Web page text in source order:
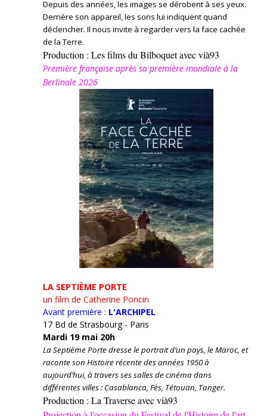
Depuis des années, les images se dérobent à ses yeux.
Derrière son appareil, les sons lui indiquent quand
déclencher. Il nous invite à regarder vers la face cachée
de la Terre.
Production : Les films du Bilboquet avec vià93
Première française après sa première mondiale à la
Berlinale 2026
LA SEPTIÈME PORTE
un film de Catherine Poncin
Avant première : L'ARCHIPEL
17 Bd de Strasbourg - Paris
Mardi 19 mai 20h
La Septième Porte dresse le portrait d’un pays, le Maroc, et
raconte son Histoire récente des années 1950 à
aujourd’hui, à travers ses salles de cinéma dans
différentes villes : Casablanca, Fès, Tétouan, Tanger.
Production : La Traverse avec vià93